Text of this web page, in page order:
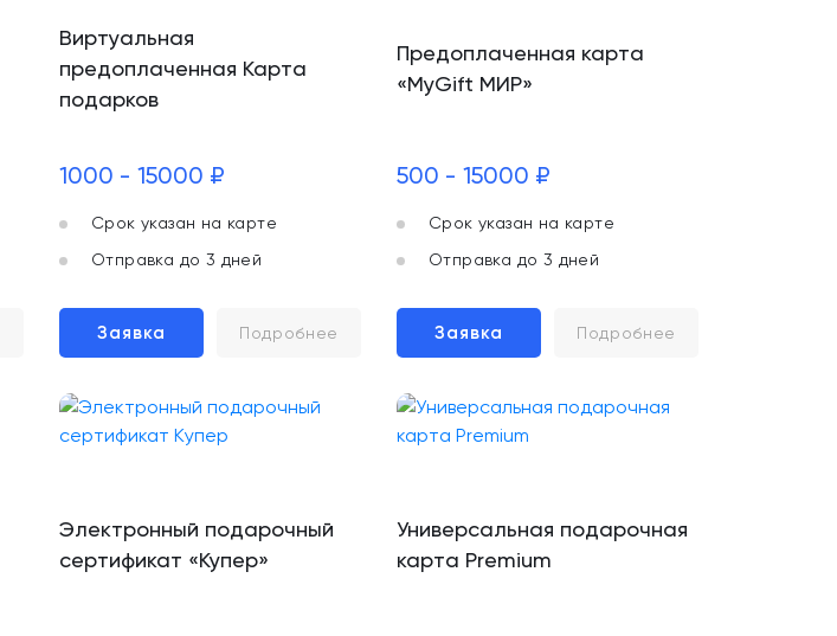
Виртуальная
предоплаченная Карта
подарков
1000 - 15000 ₽
Срок указан на карте
Отправка до 3 дней
Заявка Подробнее
Предоплаченная карта
«MyGift МИР»
500 - 15000 ₽
Срок указан на карте
Отправка до 3 дней
Заявка Подробнее
Электронный подарочный
сертификат «Купер»
Универсальная подарочная
карта Premium